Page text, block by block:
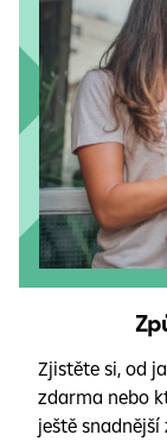
Zjistěte si, od
zdarma nebo
ještě